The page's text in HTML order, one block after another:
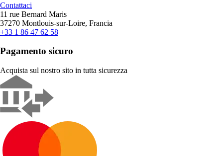
Contattaci
11 rue Bernard Maris
37270 Montlouis-sur-Loire, Francia
+33 1 86 47 62 58
Pagamento sicuro
Acquista sul nostro sito in tutta sicurezza